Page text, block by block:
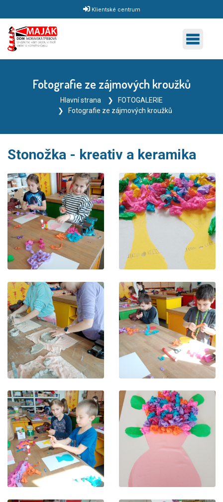
Klientské centrum
Fotografie ze zájmových kroužků
Hlavní strana
FOTOGALERIE
Fotografie ze zájmových kroužků
Stonožka - kreativ a keramika